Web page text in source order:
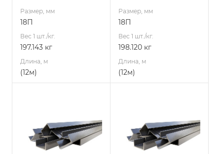
Размер, мм
18П
Вес 1 шт./кг.
197.143 кг
Длина, м
(12м)
Размер, мм
18П
Вес 1 шт./кг.
198.120 кг
Длина, м
(12м)